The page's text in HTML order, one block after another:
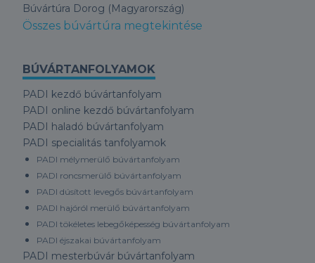
Búvártúra Dorog (Magyarország)
Összes búvártúra megtekintése
BÚVÁRTANFOLYAMOK
PADI kezdő búvártanfolyam
PADI online kezdő búvártanfolyam
PADI haladó búvártanfolyam
PADI specialitás tanfolyamok
PADI mélymerülő búvártanfolyam
PADI roncsmerülő búvártanfolyam
PADI dúsított levegős búvártanfolyam
PADI hajóról merülő búvártanfolyam
PADI tökéletes lebegőképesség búvártanfolyam
PADI éjszakai búvártanfolyam
PADI mesterbúvár búvártanfolyam